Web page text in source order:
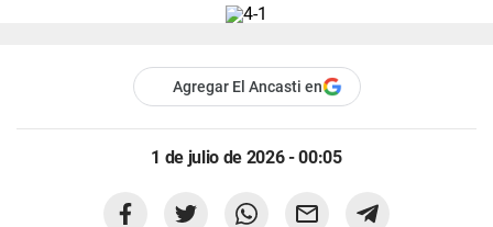
Agregar El Ancasti en
1 de julio de 2026 - 00:05